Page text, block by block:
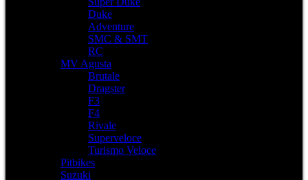
Duke
Adventure
SMC & SMT
RC
MV Agusta
Brutale
Dragster
F3
F4
Rivale
Superveloce
Turismo Veloce
Pitbikes
Suzuki